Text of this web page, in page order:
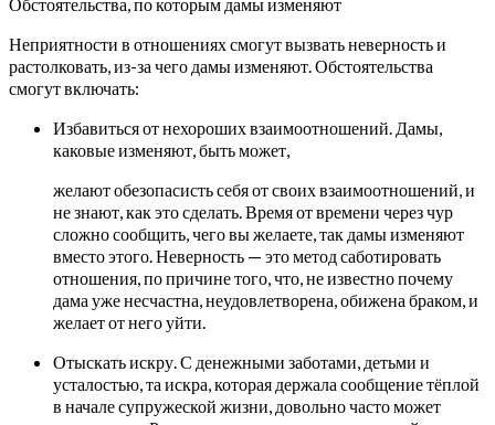
Неприятности в отношениях смогут вызвать неверность и
растолковать, из-за чего дамы изменяют. Обстоятельства
смогут включать:
Избавиться от нехороших взаимоотношений. Дамы,
каковые изменяют, быть может,
желают обезопасисть себя от своих взаимоотношений, и
не знают, как это сделать. Время от времени через чур
сложно сообщить, чего вы желаете, так дамы изменяют
вместо этого. Неверность — это метод саботировать
отношения, по причине того, что, не известно почему
дама уже несчастна, неудовлетворена, обижена браком, и
желает от него уйти.
Отыскать искру. С денежными заботами, детьми и
усталостью, та искра, которая держала сообщение тёплой
в начале супружеской жизни, довольно часто может